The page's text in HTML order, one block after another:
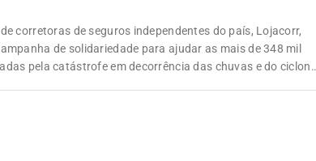
corretoras de seguros independentes do país, Lojacorr,
de solidariedade para ajudar as mais de 348 mil
pela catástrofe em decorrência das chuvas e do ciclone